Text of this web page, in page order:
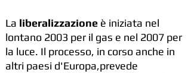
La liberalizzazione è iniziata nel
lontano 2003 per il gas e nel 2007 per
la luce. Il processo, in corso anche in
altri paesi d'Europa,prevede